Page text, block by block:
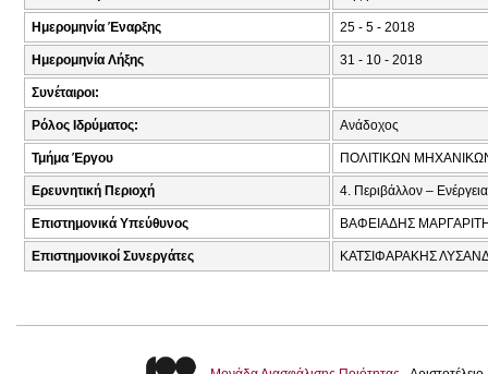
Ημερομηνία Έναρξης 25 - 5 - 2018
Ημερομηνία Λήξης 31 - 10 - 2018
Συνέταιροι:
Ρόλος Ιδρύματος: Ανάδοχος
Τμήμα Έργου ΠΟΛΙΤΙΚΩΝ
Ερευνητική Περιοχή 4. Περιβάλλον – Ενέργεια
Επιστημονικά Υπεύθυνος ΒΑΦΕΙΑΔΗΣ
Επιστημονικοί Συνεργάτες ΚΑΤΣΙΦΑΡΑΚΗΣ